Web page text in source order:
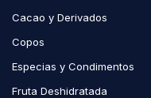
Cacao y Derivados
Copos
Especias y Condimentos
Fruta Deshidratada